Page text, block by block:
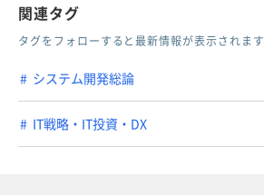
関連タグ
タグをフォローすると最新情報が表示されます
システム開発総論
IT戦略・IT投資・DX